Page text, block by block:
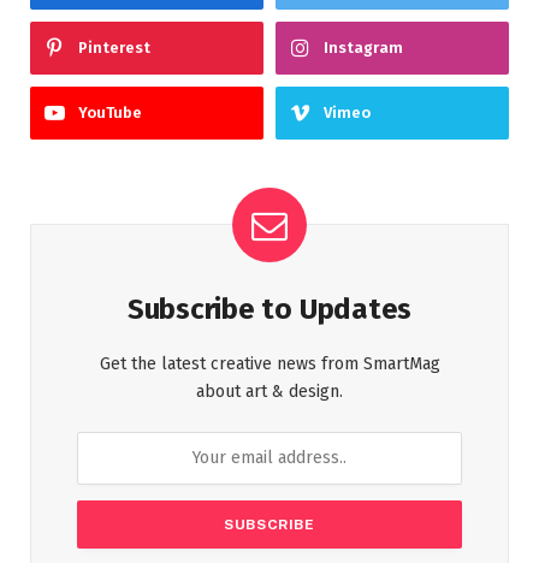
Pinterest Instagram
YouTube Vimeo
Subscribe to Updates
Get the latest creative news from SmartMag
about art & design.